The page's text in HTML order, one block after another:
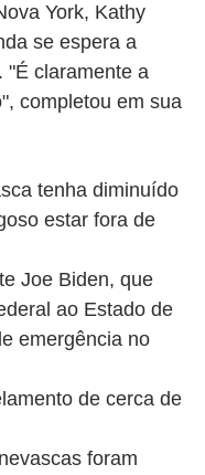
York, Kathy
se espera a
"É claramente a
completou em sua
tenha diminuído
estar fora de
Joe Biden, que
ao Estado de
emergência no
de cerca de
foram